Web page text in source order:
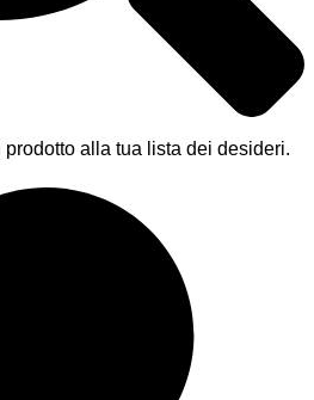
alla tua lista dei desideri.